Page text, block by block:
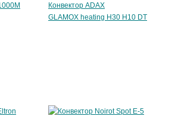
Конвектор ADAX
GLAMOX heating H30 H10 DT